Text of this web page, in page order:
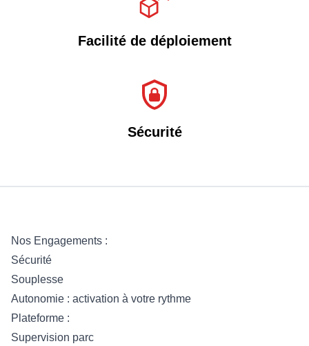
Facilité de déploiement
Sécurité
Nos Engagements :
Sécurité
Souplesse
Autonomie : activation à votre rythme
Plateforme :
Supervision parc